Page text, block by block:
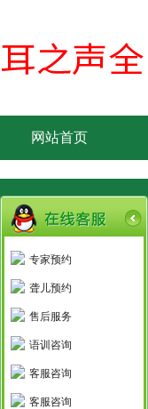
网站首页
品牌简介-产品优势
丹麦瑞声达
新加坡欧仕达
美国斯达克
专家预约
聋儿预约
售后服务
语训咨询
客服咨询
客服咨询